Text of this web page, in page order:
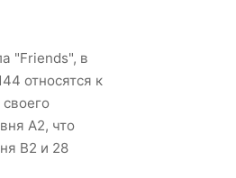
"Friends", в
относятся к
A2, что
B2 и 28